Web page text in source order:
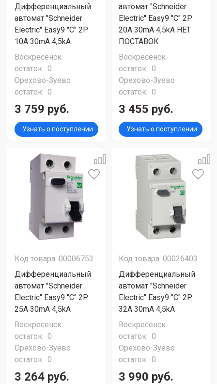
Дифференциальный
автомат "Schneider
Electric" Easy9 "C" 2P
10A 30mA 4,5kA
Воскресенск
остаток: 0
Орехово-Зуево
остаток: 0
3 759 руб.
Узнать о поступлении
автомат "Schneider
Electric" Easy9 "C" 2P
20A 30mA 4,5kA НЕТ
ПОСТАВОК
Воскресенск
остаток: 0
Орехово-Зуево
остаток: 0
3 455 руб.
Узнать о поступлении
Код товара: 00006753
Дифференциальный
автомат "Schneider
Electric" Easy9 "C" 2P
25A 30mA 4,5kA
Воскресенск
остаток: 0
Орехово-Зуево
остаток: 0
3 264 руб.
Код товара: 00026403
Дифференциальный
автомат "Schneider
Electric" Easy9 "C" 2P
32A 30mA 4,5kA
Воскресенск
остаток: 0
Орехово-Зуево
остаток: 0
3 990 руб.